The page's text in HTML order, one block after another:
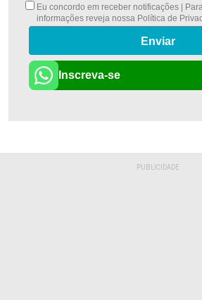
Eu concordo em receber notificações |
informações reveja nossa Política de
Enviar
Inscreva-se